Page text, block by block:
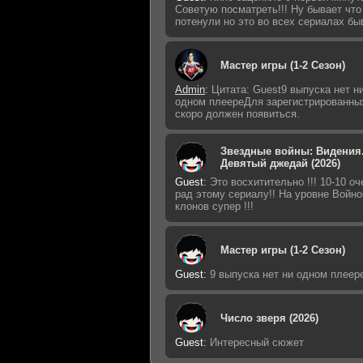
Советую посматреть!!! Ну бывает что
потенули но это во всех сериалах
Мастер игры (1-2 Сезон)
Admin: Цитата: Guest9 выпуска нет
одном плеереДля
скоро должен появиться.
Звездные войны: Видения.
Девятый джедай (2026)
Guest: Это восхитительно !!! 10-10
рад этому сериалу!! На уровне
клонов супер !!!
Мастер игры (1-2 Сезон)
Guest: 9 выпуска нет ни одном
Число зверя (2026)
Guest: Интересный сюжет